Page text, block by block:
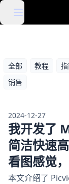
全部 教程
销售
2024-12-27
我开发了
简洁快速
看图感觉
本文介绍了